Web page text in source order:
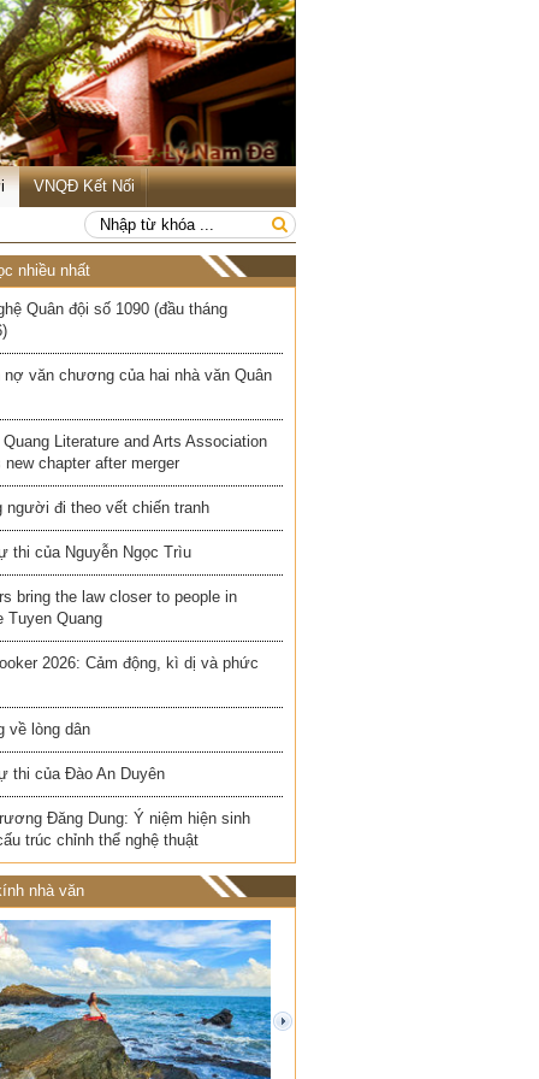
VNQĐ Kết Nối
nhiều nhất
Quân đội số 1090 (đầu tháng
nợ văn chương của hai nhà văn Quân
Literature and Arts Association
new chapter after merger
người đi theo vết chiến tranh
thi của Nguyễn Ngọc Trìu
bring the law closer to people in
Tuyen Quang
2026: Cảm động, kì dị và phức
về lòng dân
thi của Đào An Duyên
Đăng Dung: Ý niệm hiện sinh
trúc chỉnh thể nghệ thuật
nhà văn
next